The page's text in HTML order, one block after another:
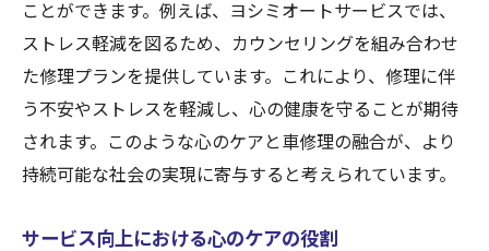
ことができます。例えば、ヨシミオートサービスでは、
ストレス軽減を図るため、カウンセリングを組み合わせ
た修理プランを提供しています。これにより、修理に伴
う不安やストレスを軽減し、心の健康を守ることが期待
されます。このような心のケアと車修理の融合が、より
持続可能な社会の実現に寄与すると考えられています。
サービス向上における心のケアの役割